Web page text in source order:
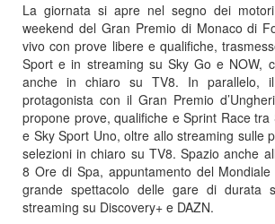
La giornata si apre nel segno dei
weekend del Gran Premio di Monaco di
vivo con prove libere e qualifiche,
Sport e in streaming su Sky Go e NOW,
anche in chiaro su TV8. In parallelo,
protagonista con il Gran Premio
propone prove, qualifiche e Sprint Race tra
e Sky Sport Uno, oltre allo streaming sulle
selezioni in chiaro su TV8. Spazio anche
8 Ore di Spa, appuntamento del
grande spettacolo delle gare di durata
streaming su Discovery+ e DAZN.